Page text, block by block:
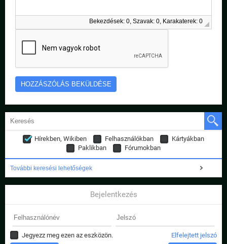
Bekezdések: 0, Szavak: 0, Karakaterek: 0
Hírekben, Wikiben Felhasználókban
Kártyákban
Paklikban
Fórumokban
További keresési lehetőségek
Bejelentkezés
Jegyezz meg ezen az eszközön. Elfelejtett jelszó